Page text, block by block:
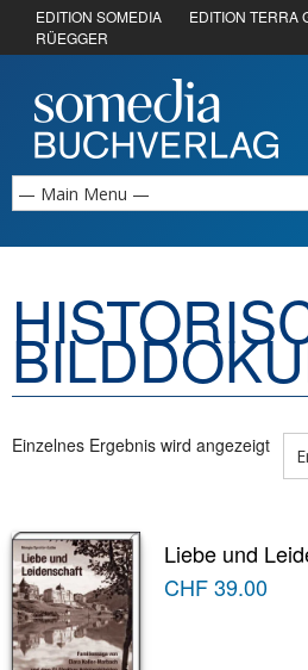
EDITION SOMEDIA EDITION TERRA
RÜEGGER
Einzelnes Ergebnis wird angezeigt
Liebe und
CHF39.00